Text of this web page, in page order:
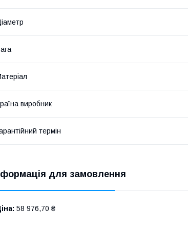
виробник
термін
для замовлення
58 976,70 ₴